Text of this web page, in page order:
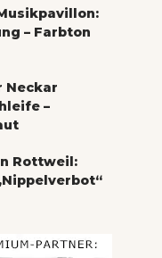
– Farbton
Neckar
–
Rottweil: